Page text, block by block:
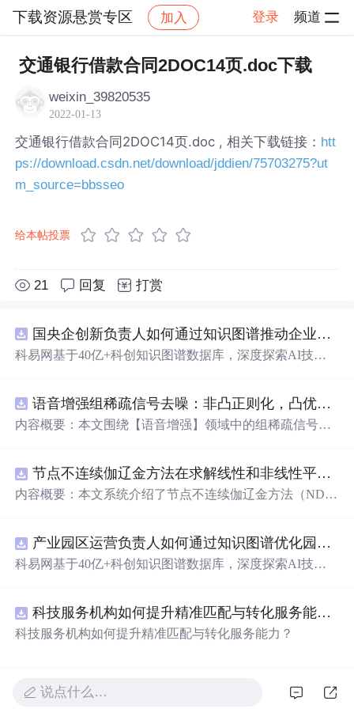
下载资源悬赏专区 加入 登录 频道
社区 下载资源悬赏专区 帖子详情
交通银行借款合同2DOC14页.doc下载
weixin_39820535
2022-01-13
交通银行借款合同2DOC14页.doc , 相关下载链接： htt
ps://download.csdn.net/download/jddien/75703275?ut
m_source=bbsseo
给本帖投票
21 回复 打赏
国央企创新负责人如何通过知识图谱推动企业技术创新与外部资源高效对接？.
科易网基于40亿+科创知识图谱数据库，深度探索AI技术
新领域的AI+数智化解决方案，推动科技创新与产业创新
智能化发展。
语音增强组稀疏信号去噪：非凸正则化，凸优化研究（Matlab代码实现）
内容概要：本文围绕【语音增强】领域中的组稀疏信号去
文章系统阐述了组稀疏信号模型的构建机制，引入非凸正
则项以更精确地逼近理想稀疏性，克服传统凸正则化在稀
实现，涵盖语音信号预处理、稀疏系数求解、去噪重构等
关键环节，并配套提供可复现的代码资源，便于研究人员
进一步验证与拓展。该方法在保留数学可处理性的同时显
复任务。; 适合人群：具备一定信号与系统、数字信号处理
理论基础，熟悉稀疏表示与最优化方法，且拥有Matlab编
程能力的研究生、科研人员及从事语音增强、音频工程、
音质量要求较高的实际系统中；②作为高校课程或科研项
节点不连续伽辽金方法在求解线性和非线性平流方程中的一维实现（Matlab代码实现）
内容概要：本文系统介绍了节点不连续伽辽金方法（ND
种高精度、高分辨率的数值离散化技术，特别适用于对流
主导的偏微分方程求解，在处理间断解和保持数值稳定性
理、时间推进格式（如显式Runge-Kutta方法）以及边界条
件的实施策略。通过多个典型算例（如线性对流、Burgers
方程等）的仿真分析，充分验证了该方法在捕捉激波、避
键环节。; 适合人群：具备偏微分方程数值解法、有限元方
产业园区运营负责人如何通过知识图谱优化园区企业与科研机构的协同创新机制？.
科易网基于40亿+科创知识图谱数据库，深度探索AI技术
新领域的AI+数智化解决方案，推动科技创新与产业创新
智能化发展。
科技服务机构如何提升精准匹配与转化服务能力？.
科技服务机构如何提升精准匹配与转化服务能力？
说点什么…